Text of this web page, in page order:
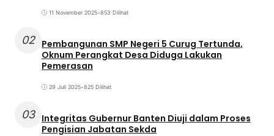
11 November 2025•853 Dilihat
02 Pembangunan SMP Negeri 5 Curug Tertunda,
Oknum Perangkat Desa Diduga Lakukan
Pemerasan
29 Juli 2025•825 Dilihat
03 Integritas Gubernur Banten Diuji dalam Proses
Pengisian Jabatan Sekda